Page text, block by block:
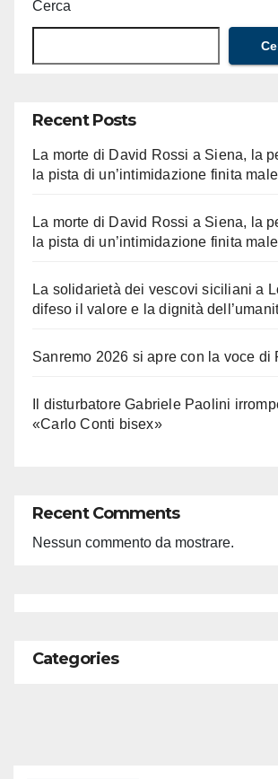
Cerca
Recent Posts
La morte di David Rossi a Siena, la
la pista di un’intimidazione finita male
La morte di David Rossi a Siena, la
la pista di un’intimidazione finita male
La solidarietà dei vescovi siciliani a
difeso il valore e la dignità
Sanremo 2026 si apre con la voce di
Il disturbatore Gabriele Paolini
«Carlo Conti bisex»
Recent Comments
Nessun commento da mostrare.
Categories